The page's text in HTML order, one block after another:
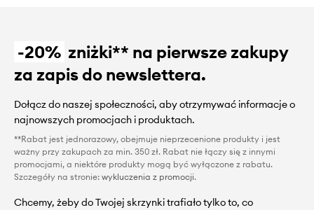
-20% zniżki** na pierwsze zakupy
za zapis do newslettera.
Dołącz do naszej społeczności, aby otrzymywać informacje o
najnowszych promocjach i produktach.
**Rabat jest jednorazowy, obejmuje nieprzecenione produkty i jest
ważny przy zakupach za min. 350 zł. Rabat nie łączy się z innymi
promocjami, a niektóre produkty mogą być wyłączone z rabatu.
Szczegóły na stronie: wykluczenia z promocji.
Chcemy, żeby do Twojej skrzynki trafiało tylko to, co